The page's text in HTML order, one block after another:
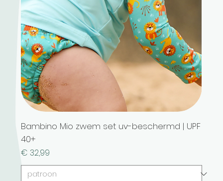
Bambino Mio zwem set uv-beschermd | UPF
40+
Prijs
€ 32,99